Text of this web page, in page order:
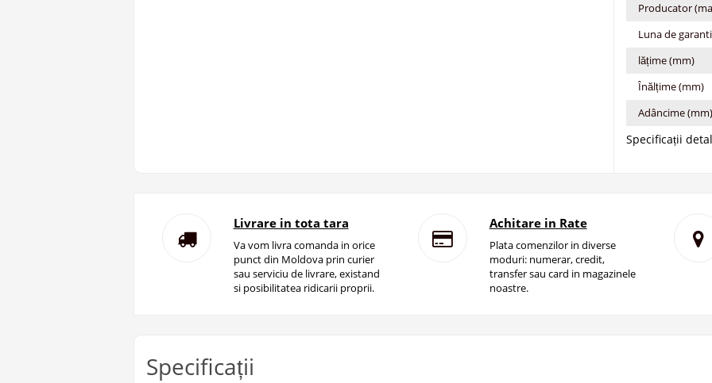
Producator
Luna de
lățime (mm)
Înălțime (mm)
Adâncime (mm)
Specificații
Livrare in tota tara
Va vom livra comanda in orice
punct din Moldova prin curier
sau serviciu de livrare, existand
si posibilitatea ridicarii proprii.
Achitare in Rate
Plata comenzilor in diverse
moduri: numerar, credit,
transfer sau card in magazinele
noastre.
Specificații